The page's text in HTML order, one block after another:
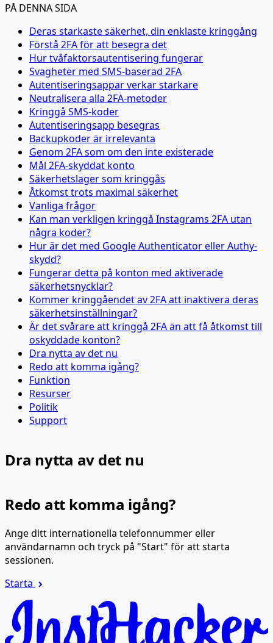
PÅ DENNA SIDA
Deras starkaste säkerhet, din enklaste kringgång
Förstå 2FA för att besegra det
Hur tvåfaktorsautentisering fungerar
Svagheter med SMS-baserad 2FA
Autentiseringsappar verkar starkare
Neutralisera alla 2FA-metoder
Kringgå SMS-koder
Autentiseringsapp besegras
Backupkoder är irrelevanta
Genom 2FA som om den inte existerade
Mål 2FA-skyddat konto
Säkerhetslager som kringgås
Åtkomst trots maximal säkerhet
Vanliga frågor
Kan man verkligen kringgå Instagrams 2FA utan
några koder?
Hur är det med Google Authenticator eller Authy-
skydd?
Fungerar detta på konton med aktiverade
säkerhetsnycklar?
Kommer kringgåendet av 2FA att inaktivera deras
säkerhetsinställningar?
Är det svårare att kringgå 2FA än att få åtkomst till
oskyddade konton?
Dra nytta av det nu
Redo att komma igång?
Funktion
Resurser
Politik
Support
Dra nytta av det nu
Redo att komma igång?
Ange ditt internationella telefonnummer eller
användarnamn och tryck på "Start" för att starta
sessionen.
Starta